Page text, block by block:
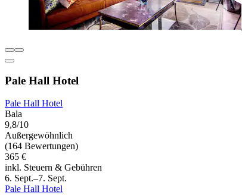
Pale Hall Hotel
Pale Hall Hotel
Bala
9,8/10
Außergewöhnlich
(164 Bewertungen)
365 €
inkl. Steuern & Gebühren
6. Sept.–7. Sept.
Pale Hall Hotel